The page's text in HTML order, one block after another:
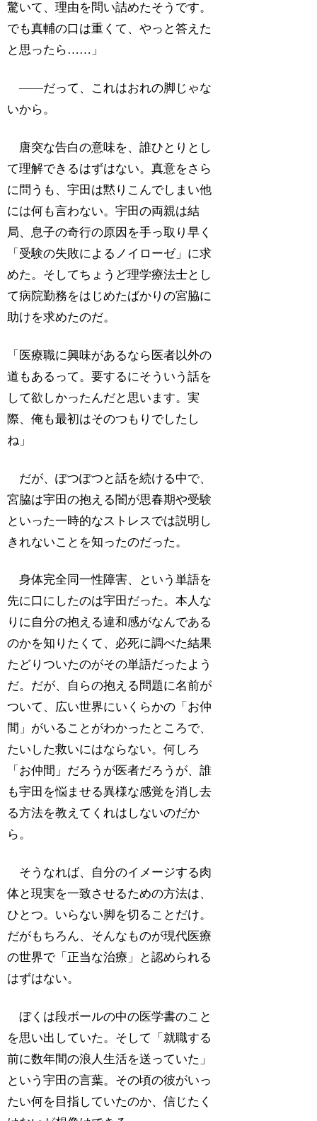
驚いて、理由を問い詰めたそうです。
でも真輔の口は重くて、やっと答えた
と思ったら……」
――だって、これはおれの脚じゃな
いから。
唐突な告白の意味を、誰ひとりとし
て理解できるはずはない。真意をさら
に問うも、宇田は黙りこんでしまい他
には何も言わない。宇田の両親は結
局、息子の奇行の原因を手っ取り早く
「受験の失敗によるノイローゼ」に求
めた。そしてちょうど理学療法士とし
て病院勤務をはじめたばかりの宮脇に
助けを求めたのだ。
「医療職に興味があるなら医者以外の
道もあるって。要するにそういう話を
して欲しかったんだと思います。実
際、俺も最初はそのつもりでしたし
ね」
だが、ぽつぽつと話を続ける中で、
宮脇は宇田の抱える闇が思春期や受験
といった一時的なストレスでは説明し
きれないことを知ったのだった。
身体完全同一性障害、という単語を
先に口にしたのは宇田だった。本人な
りに自分の抱える違和感がなんである
のかを知りたくて、必死に調べた結果
たどりついたのがその単語だったよう
だ。だが、自らの抱える問題に名前が
ついて、広い世界にいくらかの「お仲
間」がいることがわかったところで、
たいした救いにはならない。何しろ
「お仲間」だろうが医者だろうが、誰
も宇田を悩ませる異様な感覚を消し去
る方法を教えてくれはしないのだか
ら。
そうなれば、自分のイメージする肉
体と現実を一致させるための方法は、
ひとつ。いらない脚を切ることだけ。
だがもちろん、そんなものが現代医療
の世界で「正当な治療」と認められる
はずはない。
ぼくは段ボールの中の医学書のこと
を思い出していた。そして「就職する
前に数年間の浪人生活を送っていた」
という宇田の言葉。その頃の彼がいっ
たい何を目指していたのか、信じたく